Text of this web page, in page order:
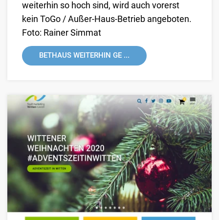
weiterhin so hoch sind, wird auch vorerst
kein ToGo / Außer-Haus-Betrieb angeboten.
Foto: Rainer Simmat
BETHAUS WEITERHIN GE ...